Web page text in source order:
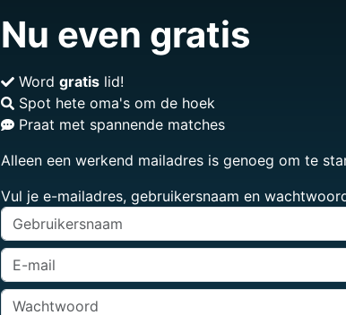
Nu even gratis
Word gratislid!
Spot hete oma's om de hoek
Praat met spannende matches
Alleen een werkend mailadres is genoeg om te
Vul je e-mailadres, gebruikersnaam en